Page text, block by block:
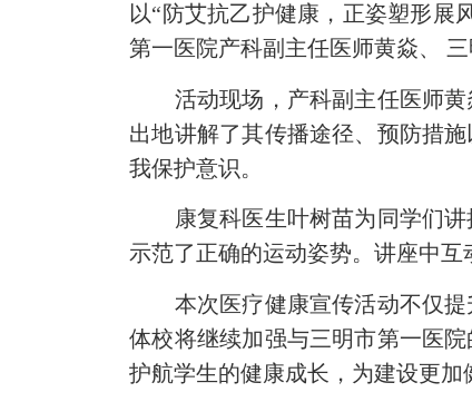
以“防艾抗乙护健康，正姿塑形展
第一医院产科副主任医师黄焱、
活动现场，产科副主任医师黄
出地讲解了其传播途径、预防措
我保护意识。
康复科医生叶树苗为同学们讲
示范了正确的运动姿势。讲座中互
本次医疗健康宣传活动不仅提
体校将继续加强与三明市第一医
护航学生的健康成长，为建设更加